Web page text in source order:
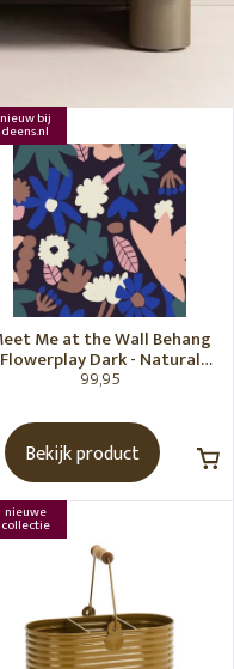
nieuw bij
deens.nl
Me at the Wall Behang
Flowerplay Dark - Natural
Noord
99,95
Bekijk product
nieuwe
collectie